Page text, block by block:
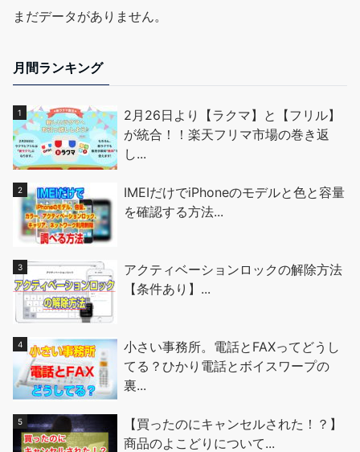
まだデータがありません。
月間ランキング
2月26日より【ラクマ】と【フリル】
が統合！！楽天フリマ市場の巻き返
し...
IMEIだけでiPhoneのモデルと色と容量
を確認する方法...
アクティベーションロックの解除方法
【条件あり】...
小さい事務所。電話とFAXってどうし
てる？ひかり電話とボイスワープの
裏...
【買ったのにキャンセルされた！？】
商品のよこどりについて...